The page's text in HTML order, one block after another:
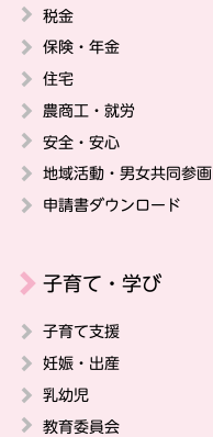
税金
保険・年金
住宅
農商工・就労
安全・安心
地域活動・男女共同参画
申請書ダウンロード
子育て・学び
子育て支援
妊娠・出産
乳幼児
教育委員会